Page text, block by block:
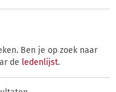
Ben je op zoek naar
de ledenlijst.